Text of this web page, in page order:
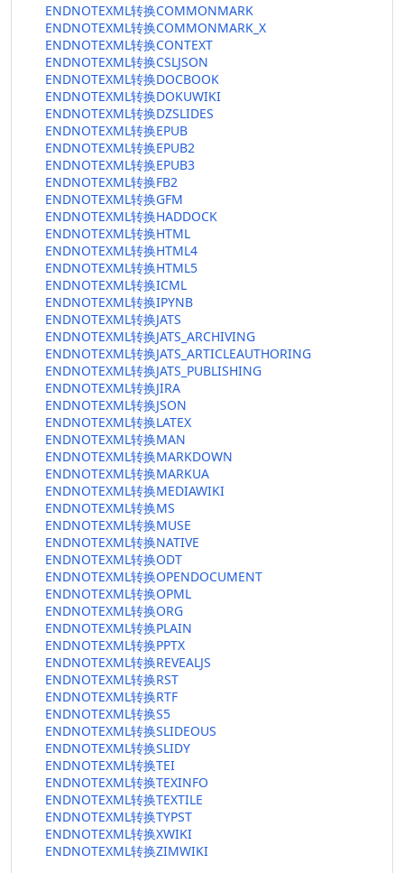
ENDNOTEXML转换COMMONMARK
ENDNOTEXML转换COMMONMARK_X
ENDNOTEXML转换CONTEXT
ENDNOTEXML转换CSLJSON
ENDNOTEXML转换DOCBOOK
ENDNOTEXML转换DOKUWIKI
ENDNOTEXML转换DZSLIDES
ENDNOTEXML转换EPUB
ENDNOTEXML转换EPUB2
ENDNOTEXML转换EPUB3
ENDNOTEXML转换FB2
ENDNOTEXML转换GFM
ENDNOTEXML转换HADDOCK
ENDNOTEXML转换HTML
ENDNOTEXML转换HTML4
ENDNOTEXML转换HTML5
ENDNOTEXML转换ICML
ENDNOTEXML转换IPYNB
ENDNOTEXML转换JATS
ENDNOTEXML转换JATS_ARCHIVING
ENDNOTEXML转换JATS_ARTICLEAUTHORING
ENDNOTEXML转换JATS_PUBLISHING
ENDNOTEXML转换JIRA
ENDNOTEXML转换JSON
ENDNOTEXML转换LATEX
ENDNOTEXML转换MAN
ENDNOTEXML转换MARKDOWN
ENDNOTEXML转换MARKUA
ENDNOTEXML转换MEDIAWIKI
ENDNOTEXML转换MS
ENDNOTEXML转换MUSE
ENDNOTEXML转换NATIVE
ENDNOTEXML转换ODT
ENDNOTEXML转换OPENDOCUMENT
ENDNOTEXML转换OPML
ENDNOTEXML转换ORG
ENDNOTEXML转换PLAIN
ENDNOTEXML转换PPTX
ENDNOTEXML转换REVEALJS
ENDNOTEXML转换RST
ENDNOTEXML转换RTF
ENDNOTEXML转换S5
ENDNOTEXML转换SLIDEOUS
ENDNOTEXML转换SLIDY
ENDNOTEXML转换TEI
ENDNOTEXML转换TEXINFO
ENDNOTEXML转换TEXTILE
ENDNOTEXML转换TYPST
ENDNOTEXML转换XWIKI
ENDNOTEXML转换ZIMWIKI